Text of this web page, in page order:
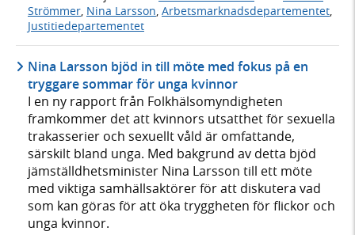
Strömmer Nina Larsson Arbetsmarknadsdepartementet
Justitiedepartementet
Nina Larsson bjöd in till möte med fokus på en
tryggare sommar för unga kvinnor
I en ny rapport från Folkhälsomyndigheten
framkommer det att kvinnors utsatthet för sexuella
trakasserier och sexuellt våld är omfattande,
särskilt bland unga. Med bakgrund av detta bjöd
jämställdhetsminister Nina Larsson till ett möte
med viktiga samhällsaktörer för att diskutera vad
som kan göras för att öka tryggheten för flickor och
unga kvinnor.